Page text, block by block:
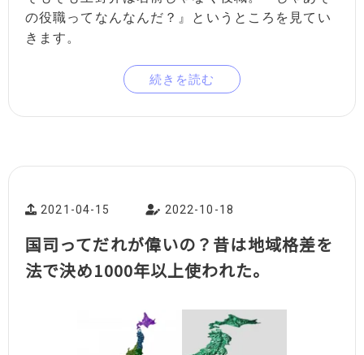
の役職ってなんなんだ？』というところを見てい
きます。
続きを読む
2021-04-15 2022-10-18
国司ってだれが偉いの？昔は地域格差を
法で決め1000年以上使われた。